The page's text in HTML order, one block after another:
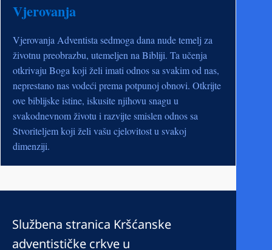
Vjerovanja
Vjerovanja Adventista sedmoga dana nude temelj za
životnu preobrazbu, utemeljen na Bibliji. Ta učenja
otkrivaju Boga koji želi imati odnos sa svakim od nas,
neprestano nas vodeći prema potpunoj obnovi. Otkrijte
ove biblijske istine, iskusite njihovu snagu u
svakodnevnom životu i razvijte smislen odnos sa
Stvoriteljem koji želi vašu cjelovitost u svakoj
dimenziji.
Službena stranica Kršćanske
adventističke crkve u